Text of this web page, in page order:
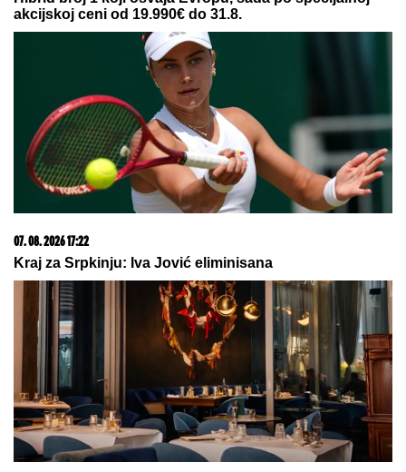
VERICA RAKOČEVIĆ I VELJKO
PRAVE BAZEN U VILI NA AVALI
Imanje vredi milione, a sada podelili
snimak iz dvorišta: Bagerista uveliko
izvodi radove (Video)
NAŠA PEVAČICA SE SRELA SA MILANOM
STANKOVIĆEM
Otkrila detalje o pevaču koje javnost
ne zna, pomenula i njegov POVRATAK o kom svi
pričaju (VIDEO)
DNEVNI HOROSKOP ZA SUBOTU, 8.
AVGUST:Biku stiže novac, Devica
upoznaje nekoga preko posla, Ribe
rešavaju finansijska pitanja